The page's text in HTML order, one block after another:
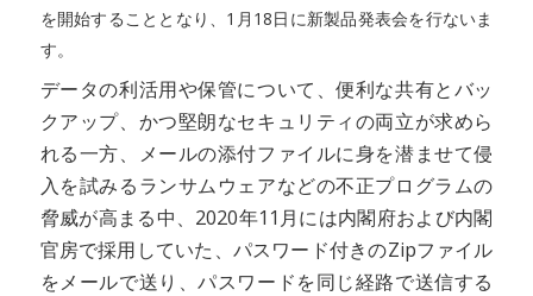
を開始することとなり、1月18日に新製品発表会を行ないま
す。
データの利活用や保管について、便利な共有とバッ
クアップ、かつ堅朗なセキュリティの両立が求めら
れる一方、メールの添付ファイルに身を潜ませて侵
入を試みるランサムウェアなどの不正プログラムの
脅威が高まる中、2020年11月には内閣府および内閣
官房で採用していた、パスワード付きのZipファイル
をメールで送り、パスワードを同じ経路で送信する